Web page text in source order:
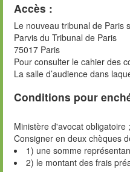
Accès :
Le nouveau tribunal de Paris
Parvis du Tribunal de Paris
75017 Paris
Pour consulter le cahier des
La salle d’audience dans
Conditions pour
Ministère d'avocat
Consigner en deux chèques
1) une somme
2) le montant des frais